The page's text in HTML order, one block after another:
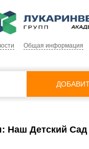
Общая информация
Наш Детский Сад